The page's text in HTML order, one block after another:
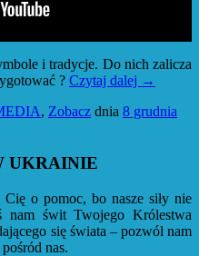
i tradycje. Do nich zalicza
? Czytaj dalej →
, Zobacz dnia 8 grudnia
UKRAINIE
o pomoc, bo nasze siły nie
nam świt Twojego Królestwa
się świata – pozwól nam
nas.